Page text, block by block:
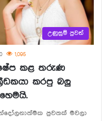
උණුසුම් පුවත්
0 1,095
කළ තරුණ
කරපු බලු
පුවතක් මවලා